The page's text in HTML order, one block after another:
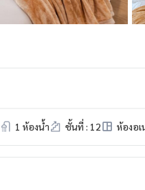
1 ห้องน้ำ ชั้นที่ : 12 ห้องอเ